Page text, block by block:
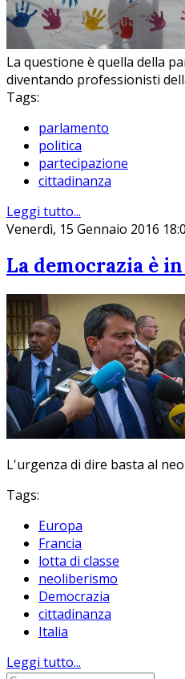
La questione è quella della
diventando professionisti
Tags:
parlamento
politica
partecipazione
cittadinanza
Leggi tutto...
Venerdì, 15 Gennaio 2016
La democrazia è
L'urgenza di dire basta al
Tags:
Europa
Francia
lotta di classe
neoliberismo
Democrazia
cittadinanza
Italia
Leggi tutto...